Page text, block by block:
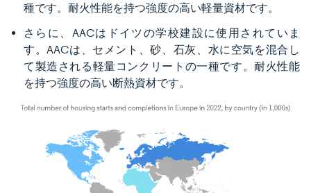
種です。耐火性能を持つ強度の高い軽量資材です。
さらに、AACはドイツの学校建設に使用されていま
す。AACは、セメント、砂、石灰、水に空気を混合し
て製造される軽量コンクリートの一種です。耐火性能
を持つ強度の高い断熱資材です。